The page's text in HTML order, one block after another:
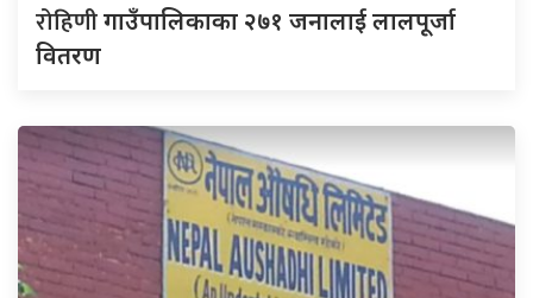
रोहिणीगाउँपालिकाका २७१ जनालाई लालपूर्जा
वितरण